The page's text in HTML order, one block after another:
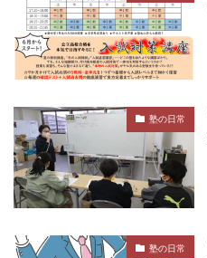
塾の日常
塾の日常